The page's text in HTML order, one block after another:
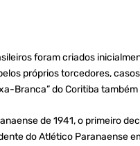
foram criados
próprios torcedores,
Branca” do Coritiba também
de 1941, o primeiro
do Atlético Paranaense